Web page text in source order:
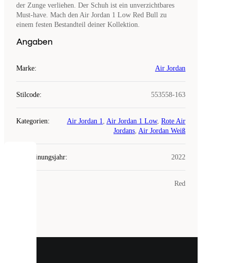
der Zunge verliehen. Der Schuh ist ein unverzichtbares
Must-have. Mach den Air Jordan 1 Low Red Bull zu
einem festen Bestandteil deiner Kollektion.
Angaben
Marke: Air Jordan
Stilcode: 553558-163
Kategorien: Air Jordan 1, Air Jordan 1 Low, Rote Air
Jordans, Air Jordan Weiß
Erscheinungsjahr: 2022
Red
COOKIES
kleine